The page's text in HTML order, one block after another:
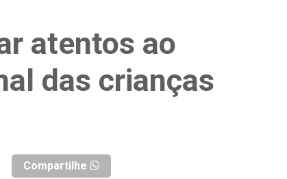
atentos ao
das crianças
Compartilhe